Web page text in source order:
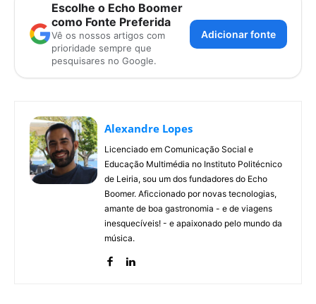
Escolhe o Echo Boomer
como Fonte Preferida
Vê os nossos artigos com
prioridade sempre que
pesquisares no Google.
Adicionar fonte
Alexandre Lopes
Licenciado em Comunicação Social e
Educação Multimédia no Instituto Politécnico
de Leiria, sou um dos fundadores do Echo
Boomer. Aficcionado por novas tecnologias,
amante de boa gastronomia - e de viagens
inesquecíveis! - e apaixonado pelo mundo da
música.